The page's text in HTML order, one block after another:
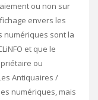
ou non sur
envers les
numériques sont la
et que le
ou
Antiquaires /
numériques, mais